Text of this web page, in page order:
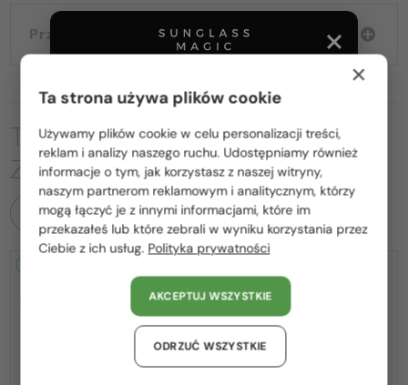
Przewodnik wyborczy
TO MOŻE CIĘ RÓWNIEŻ
ZAINTERESOWAĆ
WSZYSTKIE PRODUKTY
Proszę wybierz z listy odpowiedni dla Ciebie kraj:
Polska / PL
România / RO
Magyarország / HU
United Arab Emirates / EN
Austria / AT
Niemcy / DE
×
Ta strona używa plików cookie
Używamy plików cookie w celu personalizacji treści,
reklam i analizy naszego ruchu. Udostępniamy również
informacje o tym, jak korzystasz z naszej witryny,
naszym partnerom reklamowym i analitycznym, którzy
mogą łączyć je z innymi informacjami, które im
przekazałeś lub które zebrali w wyniku korzystania przez
Ciebie z ich usług. Polityka prywatności
AKCEPTUJ WSZYSTKIE
ODRZUĆ WSZYSTKIE